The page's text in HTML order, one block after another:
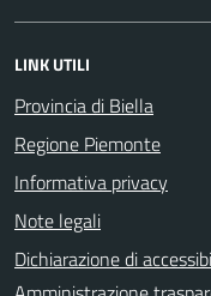
LINK UTILI
Provincia di Biella
Regione Piemonte
Informativa privacy
Note legali
Dichiarazione di